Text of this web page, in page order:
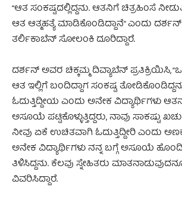
“ಆತ ಸಂಕಷ್ಟದಲ್ಲಿದ್ದನು. ಆತನಿಗೆ ಚಿತ್ರಹಿಂಸೆ
ಆತ ಆತ್ಮಹತ್ಯೆ ಮಾಡಿಕೊಂಡಿದ್ದಾನೆ” ಎಂದು
ತರ್ಲಿಕಾಬೆನ್ ಸೋಲಂಕಿ ದೂರಿದ್ದಾರೆ.
ದರ್ಶನ್ ಅವರ ಚಿಕ್ಕಮ್ಮ ದಿವ್ಯಾಬೆನ್ ಪ್ರತಿಕ್ರಿಯಿಸಿ,
ಆತ ಇಲ್ಲಿಗೆ ಬಂದಿದ್ದಾಗ ಸಂಕಷ್ಟ
ಓದುತ್ತಿದ್ದೀಯ ಎಂದು ಅನೇಕ ವಿದ್ಯಾರ್ಥಿಗಳು
ಅಸೂಯೆ ಪಟ್ಟಿಕೊಳ್ಳುತ್ತಿದ್ದರು, ನಾವು ಸಾಕಷ್ಟು
ನೀವು ಏಕೆ ಉಚಿತವಾಗಿ ಓದುತ್ತಿದ್ದೀರಿ ಎಂದು
ಅನೇಕ ವಿದ್ಯಾರ್ಥಿಗಳು ನನ್ನ ಬಗ್ಗೆ ಅಸೂಯೆ
ತಿಳಿಸಿದ್ದನು. ಕೆಲವು ಸ್ನೇಹಿತರು
ವಿವರಿಸಿದ್ದಾರೆ.